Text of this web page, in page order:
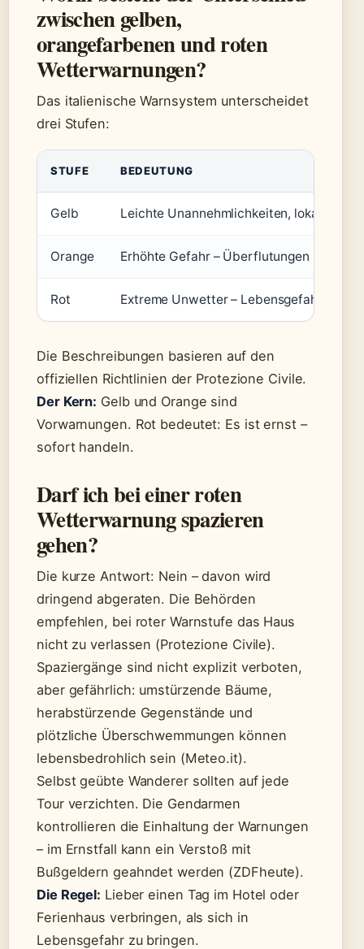
zwischen gelben,
orangefarbenen und roten
Wetterwarnungen?
Das italienische Warnsystem unterscheidet
drei Stufen:
STUFE BEDEUTUNG
Gelb Leichte Unannehmlichkeiten, lokale
Orange Erhöhte Gefahr – Überflutungen und
Rot Extreme Unwetter – Lebensgefahr,
Die Beschreibungen basieren auf den
offiziellen Richtlinien der Protezione Civile.
Der Kern: Gelb und Orange sind
Vorwarnungen. Rot bedeutet: Es ist ernst –
sofort handeln.
Darf ich bei einer roten
Wetterwarnung spazieren
gehen?
Die kurze Antwort: Nein – davon wird
dringend abgeraten. Die Behörden
empfehlen, bei roter Warnstufe das Haus
nicht zu verlassen (Protezione Civile).
Spaziergänge sind nicht explizit verboten,
aber gefährlich: umstürzende Bäume,
herabstürzende Gegenstände und
plötzliche Überschwemmungen können
lebensbedrohlich sein (Meteo.it).
Selbst geübte Wanderer sollten auf jede
Tour verzichten. Die Gendarmen
kontrollieren die Einhaltung der Warnungen
– im Ernstfall kann ein Verstoß mit
Bußgeldern geahndet werden (ZDFheute).
Die Regel: Lieber einen Tag im Hotel oder
Ferienhaus verbringen, als sich in
Lebensgefahr zu bringen.